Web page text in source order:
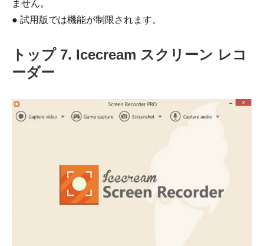
ません。
● 試用版では機能が制限されます。
トップ 7. Icecream スクリーン レコ
ーダー